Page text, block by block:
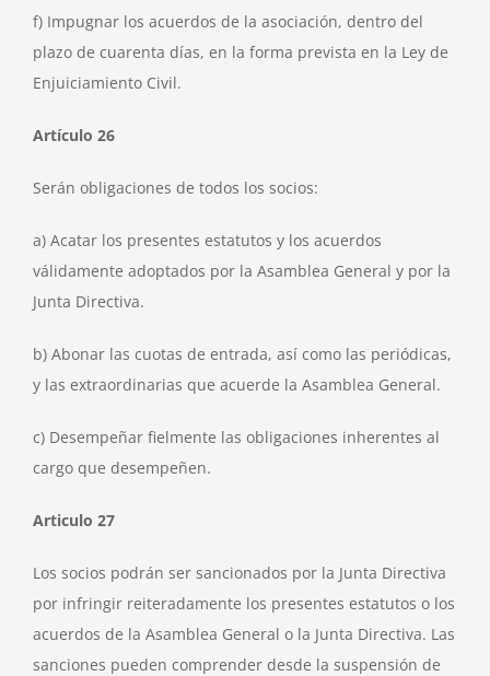
f) Impugnar los acuerdos de la asociación, dentro del
plazo de cuarenta días, en la forma prevista en la Ley de
Enjuiciamiento Civil.
Artículo 26
Serán obligaciones de todos los socios:
a) Acatar los presentes estatutos y los acuerdos
válidamente adoptados por la Asamblea General y por la
Junta Directiva.
b) Abonar las cuotas de entrada, así como las periódicas,
y las extraordinarias que acuerde la Asamblea General.
c) Desempeñar fielmente las obligaciones inherentes al
cargo que desempeñen.
Articulo 27
Los socios podrán ser sancionados por la Junta Directiva
por infringir reiteradamente los presentes estatutos o los
acuerdos de la Asamblea General o la Junta Directiva. Las
sanciones pueden comprender desde la suspensión de